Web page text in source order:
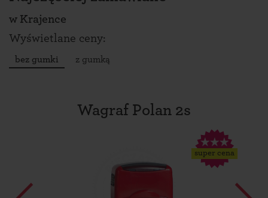
w Krajence
Wyświetlane ceny:
bez gumki z gumką
Wagraf Polan 2s
super cena